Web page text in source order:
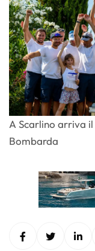
A Scarlino arriva
Bombarda